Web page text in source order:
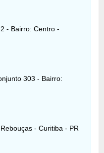
- Bairro: Centro -
303 - Bairro:
- Curitiba - PR